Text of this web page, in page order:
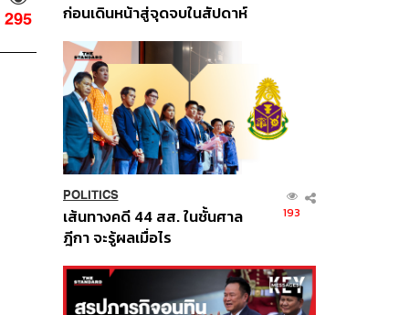
295
ก่อนเดินหน้าสู่จุดจบในสัปดาห์
POLITICS
เส้นทางคดี 44 สส. ในชั้นศาล
ฎีกา จะรู้ผลเมื่อไร
193